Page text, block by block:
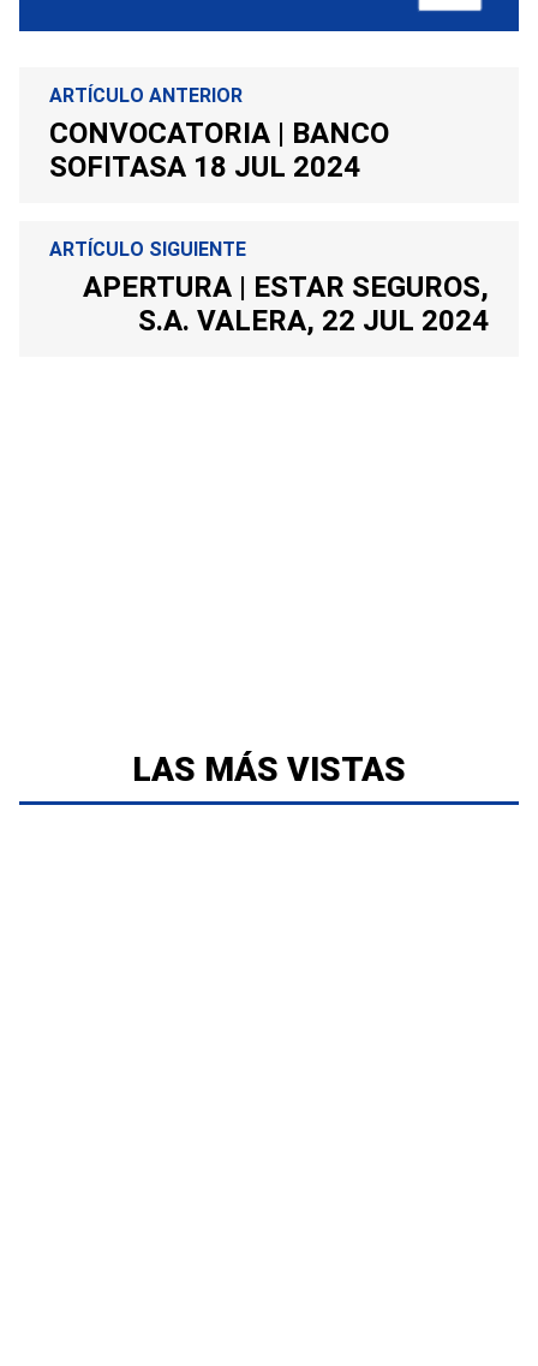
ARTÍCULO ANTERIOR
CONVOCATORIA | BANCO
SOFITASA 18 JUL 2024
ARTÍCULO SIGUIENTE
APERTURA | ESTAR SEGUROS,
S.A. VALERA, 22 JUL 2024
LAS MÁS VISTAS